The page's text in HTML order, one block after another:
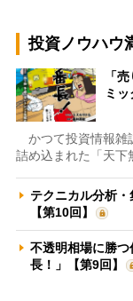
投資ノウハウ
「
ミ
かつて投資情報雑
詰め込まれた「天下
テクニカル分析
【第10回】
不透明相場に勝
長！」【第9回】